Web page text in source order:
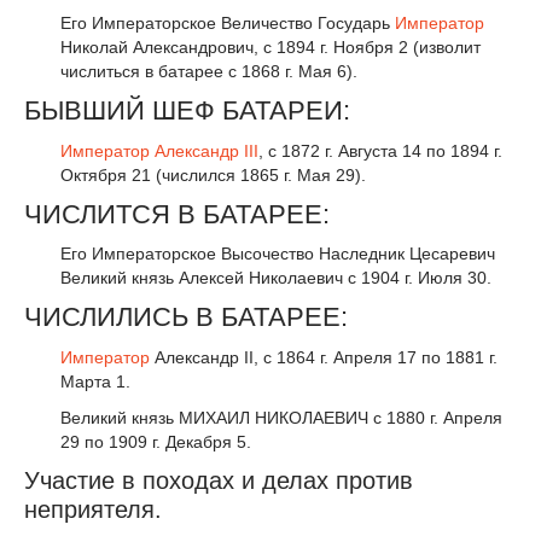
Его Императорское Величество Государь Император
Николай Александрович, с 1894 г. Ноября 2 (изволит
числиться в батарее с 1868 г. Мая 6).
БЫВШИЙ ШЕФ БАТАРЕИ:
Император Александр III , с 1872 г. Августа 14 по 1894 г.
Октября 21 (числился 1865 г. Мая 29).
ЧИСЛИТСЯ В БАТАРЕЕ:
Его Императорское Высочество Наследник Цесаревич
Великий князь Алексей Николаевич с 1904 г. Июля 30.
ЧИСЛИЛИСЬ В БАТАРЕЕ:
Император Александр II , с 1864 г. Апреля 17 по 1881 г.
Марта 1.
Великий князь МИХАИЛ НИКОЛАЕВИЧ с 1880 г. Апреля
29 по 1909 г. Декабря 5.
Участие в походах и делах против
неприятеля.